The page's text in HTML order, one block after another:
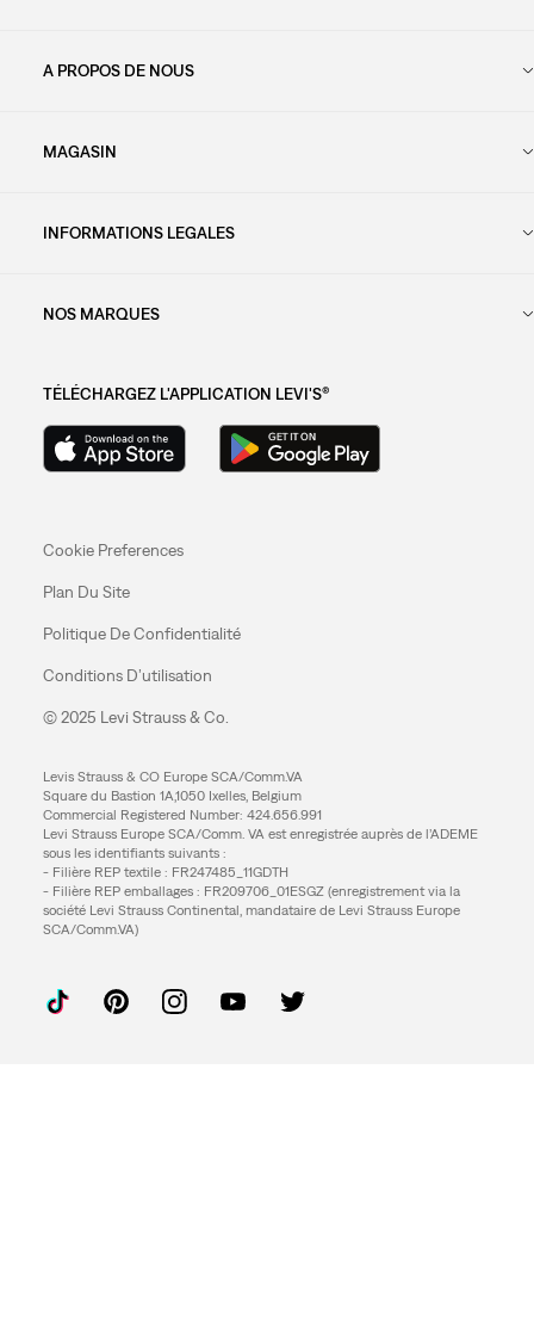
A PROPOS DE NOUS
MAGASIN
INFORMATIONS LEGALES
NOS MARQUES
TÉLÉCHARGEZ L'APPLICATION LEVI'S®
Cookie Preferences
Plan Du Site
Politique De Confidentialité
Conditions D’utilisation
© 2025 Levi Strauss & Co.
Levis Strauss & CO Europe SCA/Comm.VA
Square du Bastion 1A,1050 Ixelles, Belgium
Commercial Registered Number: 424.656.991
Levi Strauss Europe SCA/Comm. VA est enregistrée auprès de l’ADEME
sous les identifiants suivants :
- Filière REP textile : FR247485_11GDTH
- Filière REP emballages : FR209706_01ESGZ (enregistrement via la
société Levi Strauss Continental, mandataire de Levi Strauss Europe
SCA/Comm.VA)